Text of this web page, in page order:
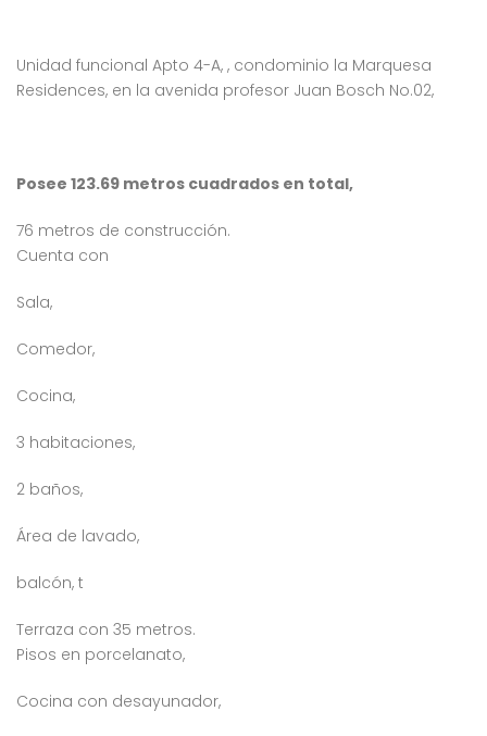
Unidad funcional Apto 4-A, , condominio la Marquesa
Residences, en la avenida profesor Juan Bosch No.02,
Posee 123.69 metros cuadrados en total,
76 metros de construcción.
Cuenta con
Sala,
Comedor,
Cocina,
3 habitaciones,
2 baños,
Área de lavado,
balcón, t
Terraza con 35 metros.
Pisos en porcelanato,
Cocina con desayunador,